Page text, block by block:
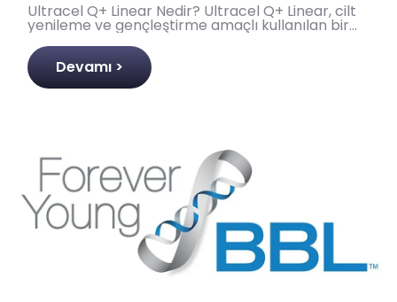
Ultracel Q+ Linear Nedir? Ultracel Q+ Linear, cilt
yenileme ve gençleştirme amaçlı kullanılan bir
estetik cihazdır. Bu cihaz, son teknoloji ultrason ..
Devamı >